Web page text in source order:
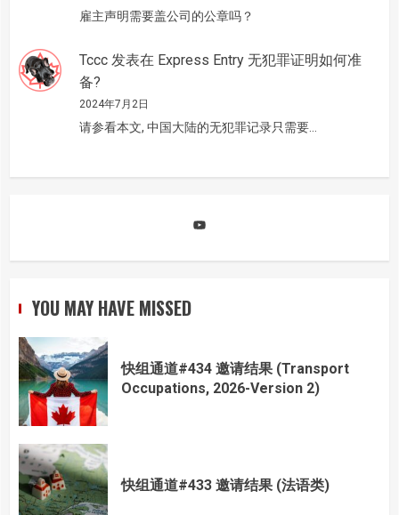
雇主声明需要盖公司的公章吗？
Tccc 发表在 Express Entry 无犯罪证明如何准
备?
2024年7月2日
请参看本文, 中国大陆的无犯罪记录只需要…
YOU MAY HAVE MISSED
快组通道#434 邀请结果 (Transport
Occupations, 2026-Version 2)
快组通道#433 邀请结果 (法语类)